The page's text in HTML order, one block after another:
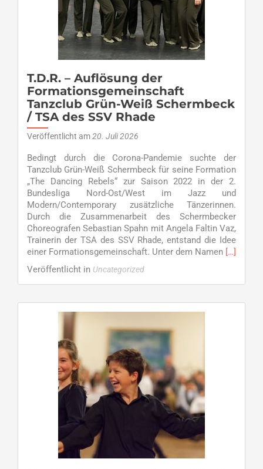
T.D.R. – Auflösung der
Formationsgemeinschaft
Tanzclub Grün-Weiß Schermbeck
/ TSA des SSV Rhade
Veröffentlicht am20. Juli 2026
Bedingt durch die Corona-Pandemie suchte der
Tanzclub Grün-Weiß Schermbeck für seine Formation
„The Dancing Rebels“ zur Saison 2022 in der 2.
Bundesliga Nord-Ost/West im Jazz und
Modern/Contemporary zusätzliche Tänzerinnen.
Durch die Zusammenarbeit des Schermbecker
Choreografen Sebastian Spahn mit Angela Faltin Vaz,
Trainerin der TSA des SSV Rhade, entstand die Idee
einer Formationsgemeinschaft. Unter dem Namen Read
T.D.R.
[…]
Veröffentlicht in Uncategorized